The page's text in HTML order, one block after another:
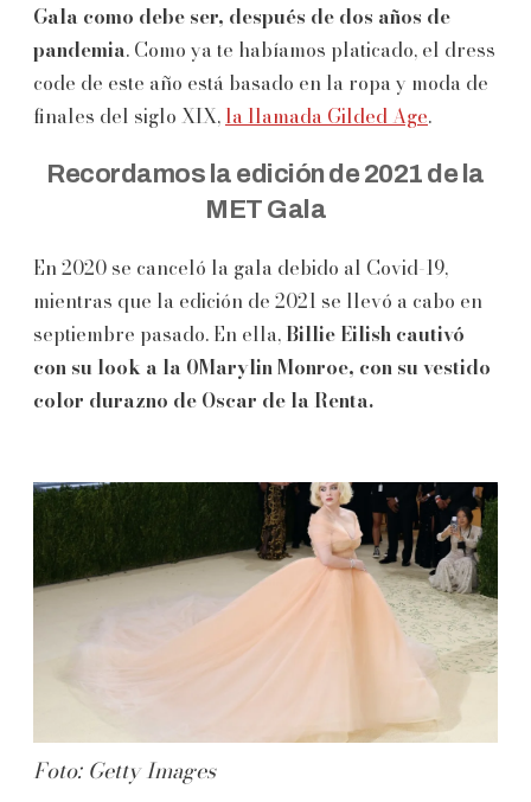
Gala como debe ser, después de dos años de
pandemia. Como ya te habíamos platicado, el dress
code de este año está basado en la ropa y moda de
finales del siglo XIX, la llamada Gilded Age.
Recordamos la edición de 2021 de la
MET Gala
En 2020 se canceló la gala debido al Covid-19,
mientras que la edición de 2021 se llevó a cabo en
septiembre pasado. En ella, Billie Eilish cautivó
con su look a la 0Marylin Monroe, con su vestido
color durazno de Oscar de la Renta.
Foto: Getty Images